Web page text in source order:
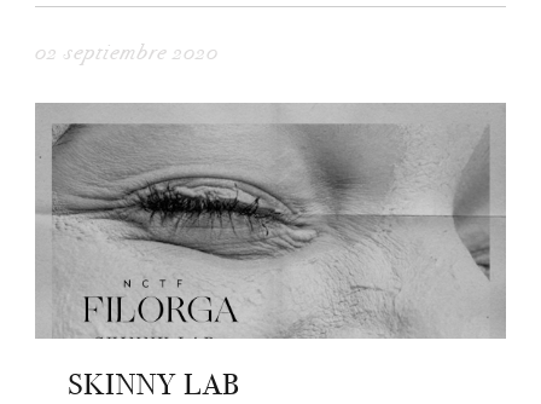
02 septiembre 2020
SKINNY LAB